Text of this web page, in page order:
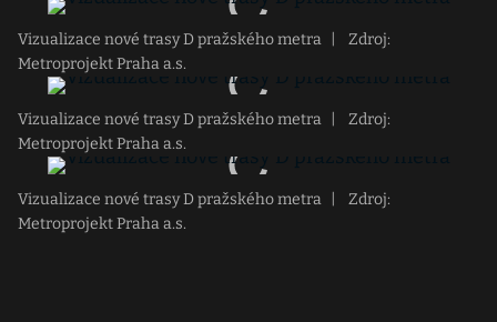
Vizualizace nové trasy D pražského metra
Zdroj:
Metroprojekt Praha a.s.
Vizualizace nové trasy D pražského metra
Zdroj:
Metroprojekt Praha a.s.
Vizualizace nové trasy D pražského metra
Zdroj:
Metroprojekt Praha a.s.